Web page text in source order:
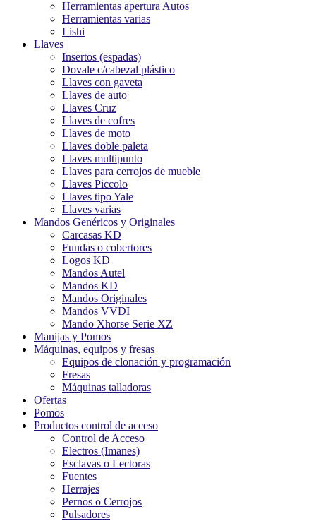
Herramientas apertura Autos
Herramientas varias
Lishi
Llaves
Insertos (espadas)
Dovale c/cabezal plástico
Llaves con gaveta
Llaves de auto
Llaves Cruz
Llaves de cofres
Llaves de moto
Llaves doble paleta
Llaves multipunto
Llaves para cerrojos de mueble
Llaves Piccolo
Llaves tipo Yale
Llaves varias
Mandos Genéricos y Originales
Carcasas KD
Fundas o cobertores
Logos KD
Mandos Autel
Mandos KD
Mandos Originales
Mandos VVDI
Mando Xhorse Serie XZ
Manijas y Pomos
Máquinas, equipos y fresas
Equipos de clonación y programación
Fresas
Máquinas talladoras
Ofertas
Pomos
Productos control de acceso
Control de Acceso
Electros (Imanes)
Esclavas o Lectoras
Fuentes
Herrajes
Pernos o Cerrojos
Pulsadores